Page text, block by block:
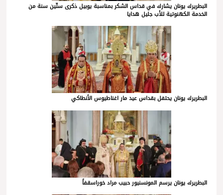
البطريرك يونان يشارك في قداس الشكر بمناسبة يوبيل ذكرى ستّين سنة من
الخدمة الكهنوتية للأب جليل هدايا
البطريرك يونان يحتفل بقداس عيد مار اغناطيوس الأنطاكي
البطريرك يونان يرسم المونسنيور حبيب مراد خوراسقفاً